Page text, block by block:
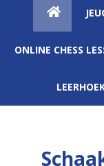
ONLINE CHESS
Content